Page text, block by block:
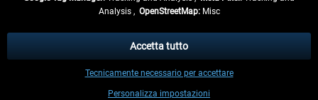
eventualmente le spese di spedizione, se non diversamente descritto.
** Riguarda le spedizioni al di fuori della Germania, i tempi di consegna per le
altre nazioni sono disponibili nelleinformazioni di spedizione
Analysis , OpenStreetMap:Misc
Personalizza impostazioni
Tecnicamente necessario per accettare
Accetta tutto